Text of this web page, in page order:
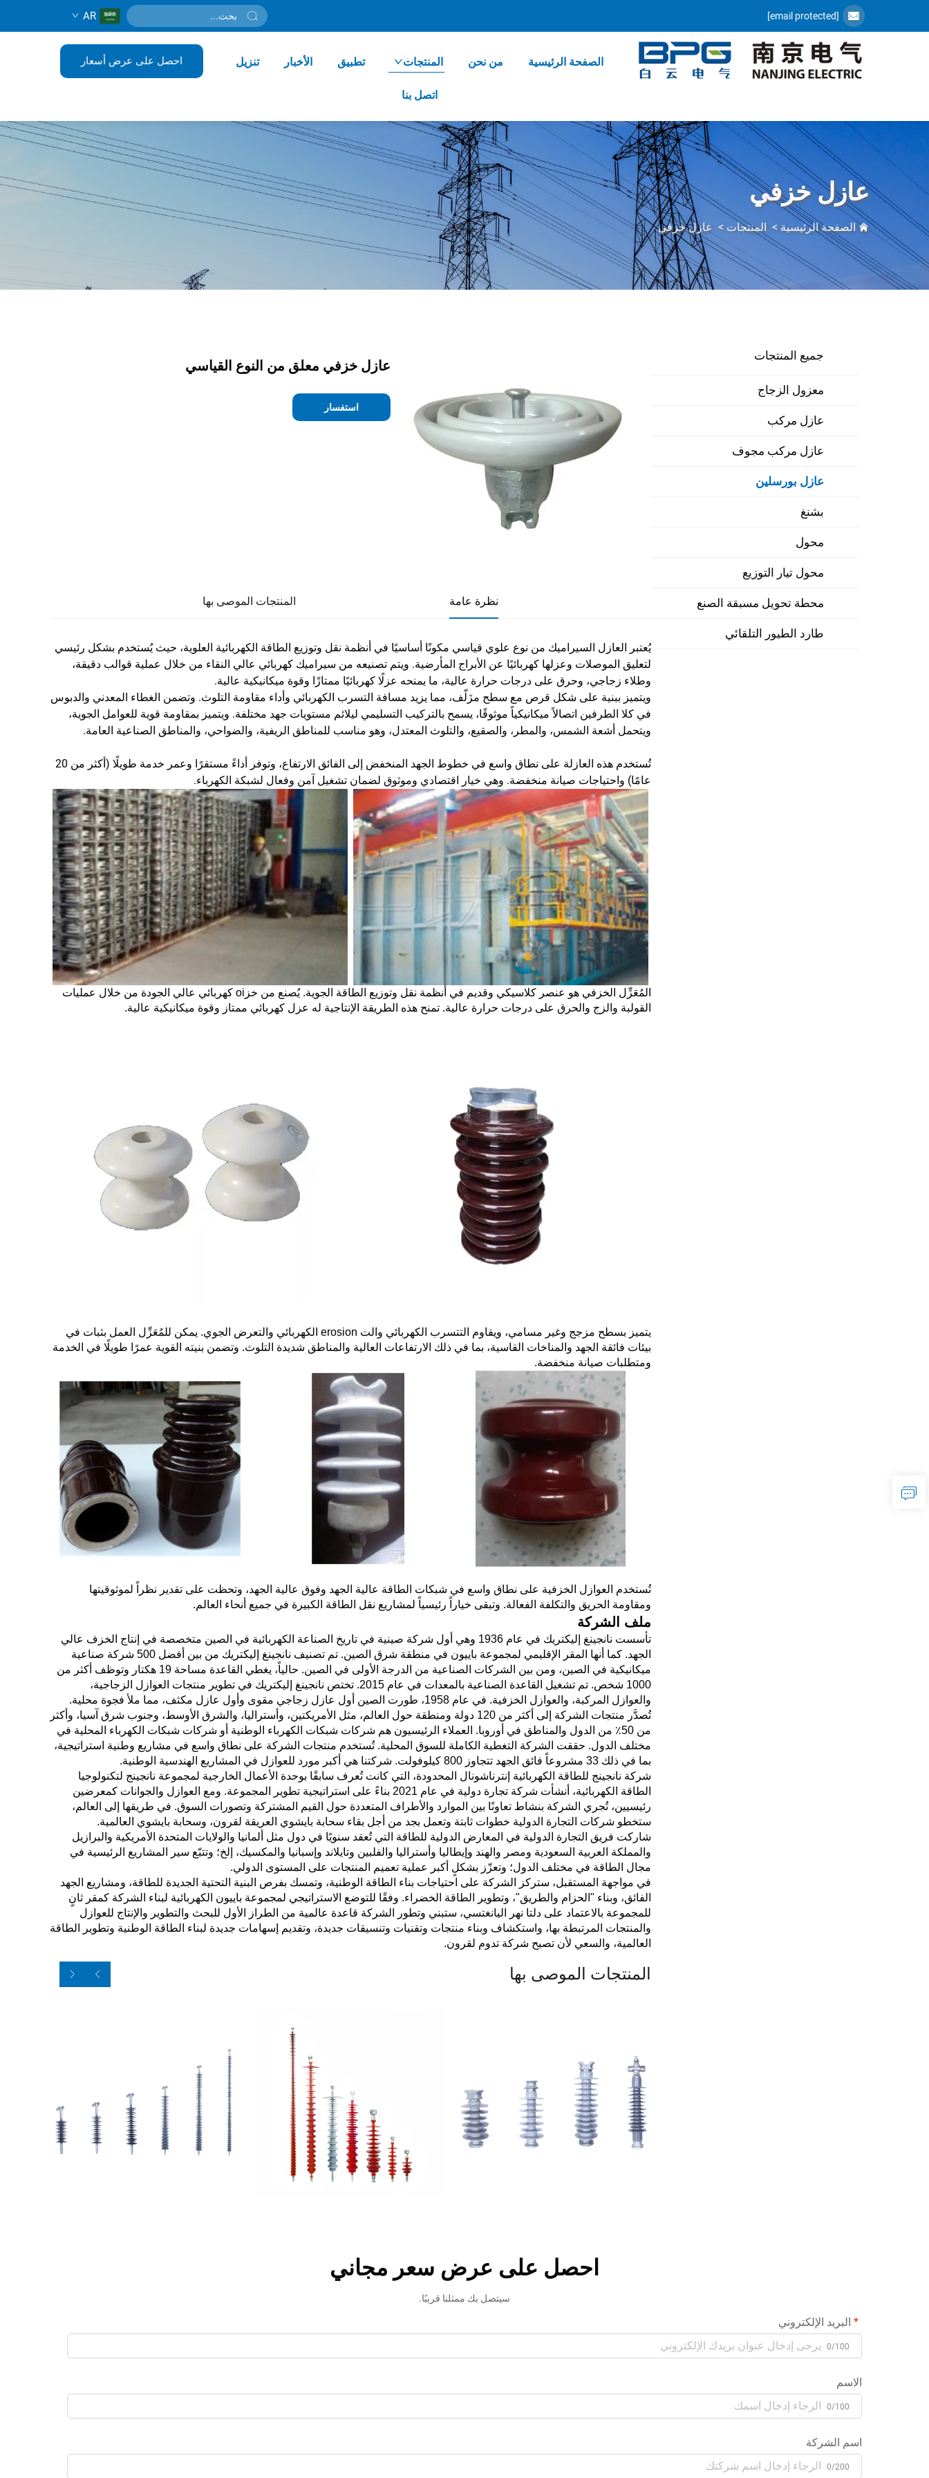
[email protected]
AR
الصفحة الرئيسية من نحن المنتجات تطبيق الأخبار تنزيل
اتصل بنا
احصل على عرض أسعار
عازل خزفي
الصفحة الرئيسية > المنتجات > عازل خزفي
جميع المنتجات
معزول الزجاج
عازل مركب
عازل مركب مجوف
عازل بورسلين
بشنغ
محول
محول تيار التوزيع
محطة تحويل مسبقة الصنع
طارد الطيور التلقائي
عازل خزفي معلق من النوع القياسي
استفسار
نظرة عامة المنتجات الموصى بها
يُعتبر العازل السيراميك من نوع علوي قياسي مكونًا أساسيًا في أنظمة نقل وتوزيع الطاقة الكهربائية العلوية، حيث يُستخدم بشكل رئيسي
لتعليق الموصلات وعزلها كهربائيًا عن الأبراج المأرضية. ويتم تصنيعه من سيراميك كهربائي عالي النقاء من خلال عملية قوالب دقيقة،
وطلاء زجاجي، وحرق على درجات حرارة عالية، ما يمنحه عزلًا كهربائيًا ممتازًا وقوة ميكانيكية عالية.
ويتميز ببنية على شكل قرص مع سطح مزَلّف، مما يزيد مسافة التسرب الكهربائي وأداء مقاومة التلوث. وتضمن الغطاء المعدني والدبوس
في كلا الطرفين اتصالاً ميكانيكياً موثوقًا، يسمح بالتركيب التسليمي ليلائم مستويات جهد مختلفة. ويتميز بمقاومة قوية للعوامل الجوية،
ويتحمل أشعة الشمس، والمطر، والصقيع، والتلوث المعتدل، وهو مناسب للمناطق الريفية، والضواحي، والمناطق الصناعية العامة.
تُستخدم هذه العازلة على نطاق واسع في خطوط الجهد المنخفض إلى الفائق الارتفاع، وتوفر أداءً مستقرًا وعمر خدمة طويلًا (أكثر من 20
عامًا) واحتياجات صيانة منخفضة. وهي خيار اقتصادي وموثوق لضمان تشغيل آمن وفعال لشبكة الكهرباء.
المُعَزِّل الخزفي هو عنصر كلاسيكي وقديم في أنظمة نقل وتوزيع الطاقة الجوية. يُصنع من خزoi كهربائي عالي الجودة من خلال عمليات
القولبة والزج والحرق على درجات حرارة عالية. تمنح هذه الطريقة الإنتاجية له عزل كهربائي ممتاز وقوة ميكانيكية عالية.
يتميز بسطح مزجج وغير مسامي، ويقاوم التتسرب الكهربائي والت erosion الكهربائي والتعرض الجوي. يمكن للمُعَزِّل العمل بثبات في
بيئات فائقة الجهد والمناخات القاسية، بما في ذلك الارتفاعات العالية والمناطق شديدة التلوث. وتضمن بنيته القوية عمرًا طويلًا في الخدمة
ومتطلبات صيانة منخفضة.
تُستخدم العوازل الخزفية على نطاق واسع في شبكات الطاقة عالية الجهد وفوق عالية الجهد، وتحظت على تقدير نظراً لموثوقيتها
ومقاومة الحريق والتكلفة الفعالة. وتبقى خياراً رئيسياً لمشاريع نقل الطاقة الكبيرة في جميع أنحاء العالم.
ملف الشركة
تأسست نانجينغ إليكتريك في عام 1936 وهي أول شركة صينية في تاريخ الصناعة الكهربائية في الصين متخصصة في إنتاج الخزف عالي
الجهد. كما أنها المقر الإقليمي لمجموعة باييون في منطقة شرق الصين. تم تصنيف نانجينغ إليكتريك من بين أفضل 500 شركة صناعية
ميكانيكية في الصين، ومن بين الشركات الصناعية من الدرجة الأولى في الصين. حالياً، يغطي القاعدة مساحة 19 هكتار وتوظف أكثر من
1000 شخص. تم تشغيل القاعدة الصناعية بالمعدات في عام 2015. تختص نانجينغ إليكتريك في تطوير منتجات العوازل الزجاجية،
والعوازل المركبة، والعوازل الخزفية. في عام 1958، طورت الصين أول عازل زجاجي مقوى وأول عازل مكثف، مما ملأ فجوة محلية.
تُصدَّر منتجات الشركة إلى أكثر من 120 دولة ومنطقة حول العالم، مثل الأمريكتين، وأستراليا، والشرق الأوسط، وجنوب شرق آسيا، وأكثر
من 50٪ من الدول والمناطق في أوروبا. العملاء الرئيسيون هم شركات شبكات الكهرباء الوطنية أو شركات شبكات الكهرباء المحلية في
مختلف الدول. حققت الشركة التغطية الكاملة للسوق المحلية. تُستخدم منتجات الشركة على نطاق واسع في مشاريع وطنية استراتيجية،
بما في ذلك 33 مشروعاً فائق الجهد تتجاوز 800 كيلوفولت. شركتنا هي أكبر مورد للعوازل في المشاريع الهندسية الوطنية.
شركة نانجينج للطاقة الكهربائية إنترناشونال المحدودة، التي كانت تُعرف سابقًا بوحدة الأعمال الخارجية لمجموعة نانجينج لتكنولوجيا
الطاقة الكهربائية، أنشأت شركة تجارة دولية في عام 2021 بناءً على استراتيجية تطوير المجموعة. ومع العوازل والجوانات كمعرضين
رئيسيين، تُجري الشركة بنشاط تعاونًا بين الموارد والأطراف المتعددة حول القيم المشتركة وتصورات السوق. في طريقها إلى العالم،
ستخطو شركات التجارة الدولية خطوات ثابتة وتعمل بجد من أجل بقاء سحابة بايشوي العريقة لقرون، وسحابة بايشوي العالمية.
شاركت فريق التجارة الدولية في المعارض الدولية للطاقة التي تُعقد سنويًا في دول مثل ألمانيا والولايات المتحدة الأمريكية والبرازيل
والمملكة العربية السعودية ومصر والهند وإيطاليا وأستراليا والفلبين وتايلاند وإسبانيا والمكسيك، إلخ؛ وتتبّع سير المشاريع الرئيسية في
مجال الطاقة في مختلف الدول؛ وتعزّز بشكلٍ أكبر عملية تعميم المنتجات على المستوى الدولي.
في مواجهة المستقبل، ستركز الشركة على احتياجات بناء الطاقة الوطنية، وتمسك بفرص البنية التحتية الجديدة للطاقة، ومشاريع الجهد
الفائق، وبناء "الحزام والطريق"، وتطوير الطاقة الخضراء. وفقًا للتوضع الاستراتيجي لمجموعة باييون الكهربائية لبناء الشركة كمقر ثانٍ
للمجموعة بالاعتماد على دلتا نهر اليانغتسي، ستبني وتطور الشركة قاعدة عالمية من الطراز الأول للبحث والتطوير والإنتاج للعوازل
والمنتجات المرتبطة بها، واستكشاف وبناء منتجات وتقنيات وتنسيقات جديدة، وتقديم إسهامات جديدة لبناء الطاقة الوطنية وتطوير الطاقة
العالمية، والسعي لأن تصبح شركة تدوم لقرون.
المنتجات الموصى بها
احصل على عرض سعر مجاني
سيتصل بك ممثلنا قريبًا.
البريد الإلكتروني
0/100
الاسم
0/100
اسم الشركة
0/200